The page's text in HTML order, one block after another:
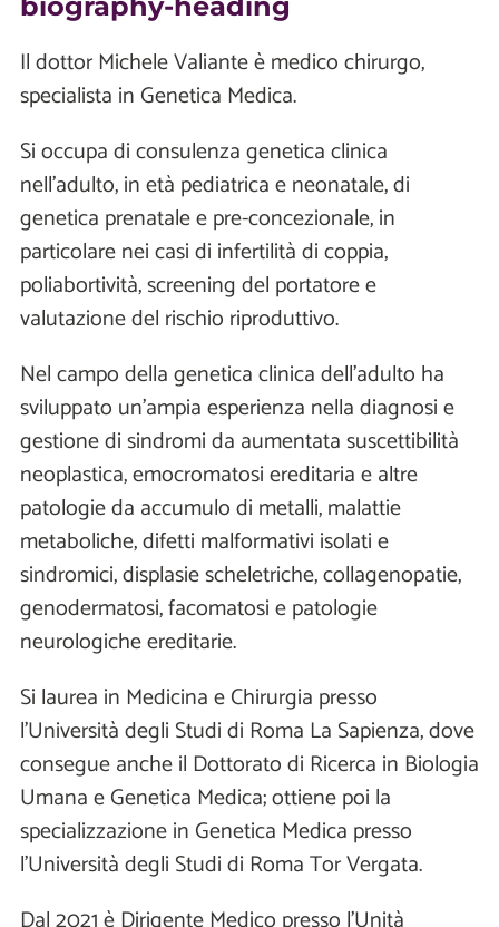
biography-heading
Il dottor Michele Valiante è medico chirurgo,
specialista in Genetica Medica.
Si occupa di consulenza genetica clinica
nell’adulto, in età pediatrica e neonatale, di
genetica prenatale e pre-concezionale, in
particolare nei casi di infertilità di coppia,
poliabortività, screening del portatore e
valutazione del rischio riproduttivo.
Nel campo della genetica clinica dell’adulto ha
sviluppato un'ampia esperienza nella diagnosi e
gestione di sindromi da aumentata suscettibilità
neoplastica, emocromatosi ereditaria e altre
patologie da accumulo di metalli, malattie
metaboliche, difetti malformativi isolati e
sindromici, displasie scheletriche, collagenopatie,
genodermatosi, facomatosi e patologie
neurologiche ereditarie.
Si laurea in Medicina e Chirurgia presso
l’Università degli Studi di Roma La Sapienza, dove
consegue anche il Dottorato di Ricerca in Biologia
Umana e Genetica Medica; ottiene poi la
specializzazione in Genetica Medica presso
l’Università degli Studi di Roma Tor Vergata.